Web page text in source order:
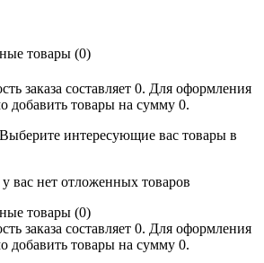
товары (0)
заказа составляет 0. Для оформления
добавить товары на сумму 0.
интересующие вас товары в
вас нет отложенных товаров
товары (0)
заказа составляет 0. Для оформления
добавить товары на сумму 0.